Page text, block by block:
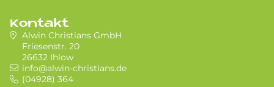
Kontakt
Alwin Christians GmbH
Friesenstr. 20
26632 Ihlow
info@alwin-christians.de
(04928) 364